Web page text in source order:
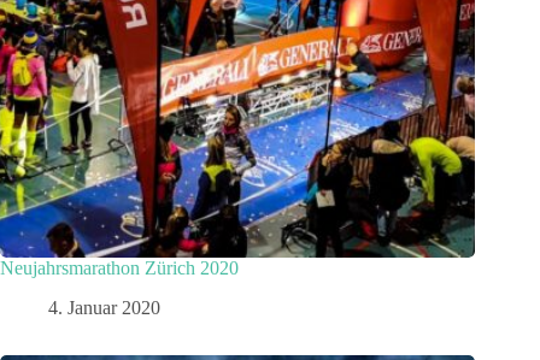
Neujahrsmarathon Zürich 2020
4. Januar 2020